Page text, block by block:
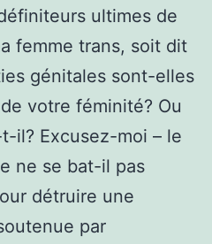
ultimes de
femme trans, soit dit
génitales sont-elles
votre féminité? Ou
il? Excusez-moi – le
ne se bat-il pas
détruire une
par